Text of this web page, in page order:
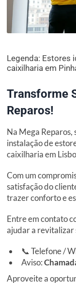
Legenda: Estores
caixilharia em
Transforme
Reparos!
Na Mega Reparos,
instalação de
caixilharia em
Com um
satisfação do
trazer conforto e
Entre em contato
ajudar a revitalizar
📞 Telefone /
Aviso:
Aproveite a